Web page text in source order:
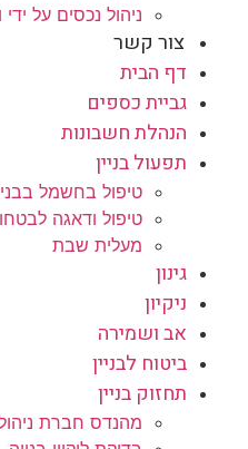
ניהול נכסים על ידי
צור קשר
דף הבית
גביית כספים
הנהלת חשבונות
תפעול בניין
טיפול בחשמל
טיפול ודאגה לבטחון
מעלית שבת
גינון
ניקיון
אב ושמירה
ביטוח לבניין
תחזוק בניין
מהנדס חברת ניהול